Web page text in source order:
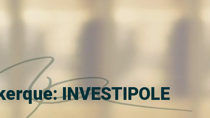
INVESTIPOLE